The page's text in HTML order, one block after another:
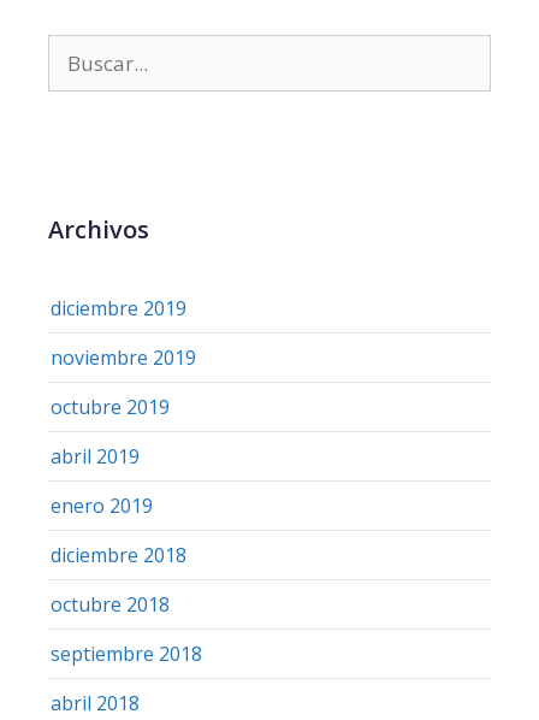
Archivos
diciembre 2019
noviembre 2019
octubre 2019
abril 2019
enero 2019
diciembre 2018
octubre 2018
septiembre 2018
abril 2018